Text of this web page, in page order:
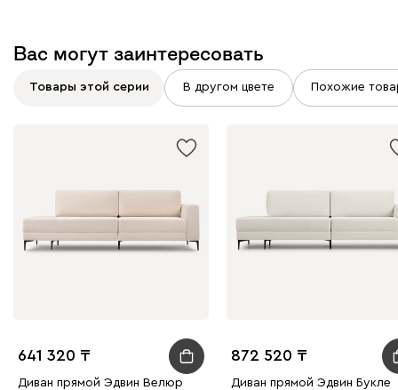
Вас могут заинтересовать
Товары этой серии В другом цвете Похожие
641 320
Диван прямой Эдвин Велюр
872 520
Диван прямой Эдвин Букле